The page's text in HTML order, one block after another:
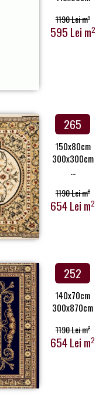
1190 Lei m2
595 Lei m2
265
150x80cm
300x300cm
...
1190 Lei m2
654 Lei m2
252
140x70cm
300x870cm
1190 Lei m2
654 Lei m2